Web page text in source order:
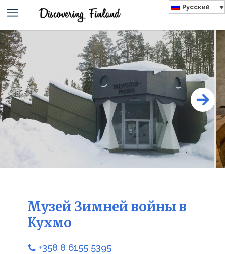
Русский
Музей Зимней войны в
Кухмо
+358 8 6155 5395